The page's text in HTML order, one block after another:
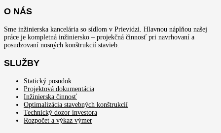
O NÁS
Sme inžinierska kancelária so sídlom v Prievidzi. Hlavnou náplňou našej
práce je kompletná inžiniersko – projekčná činnosť pri navrhovaní a
posudzovaní nosných konštrukcií stavieb.
SLUŽBY
Statický posudok
Projektová dokumentácia
Inžinierska činnosť
Optimalizácia stavebných konštrukcií
Technický dozor investora
Rozpočet a výkaz výmer